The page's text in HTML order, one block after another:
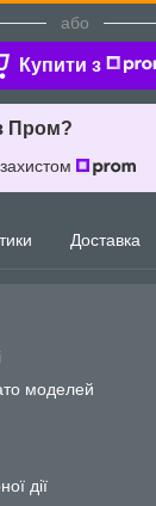
або
Купити з
Пром?
Доставка
моделей
дії